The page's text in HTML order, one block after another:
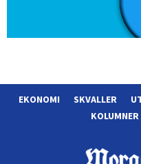
EKONOMI SKVALLER
KOLUMNER